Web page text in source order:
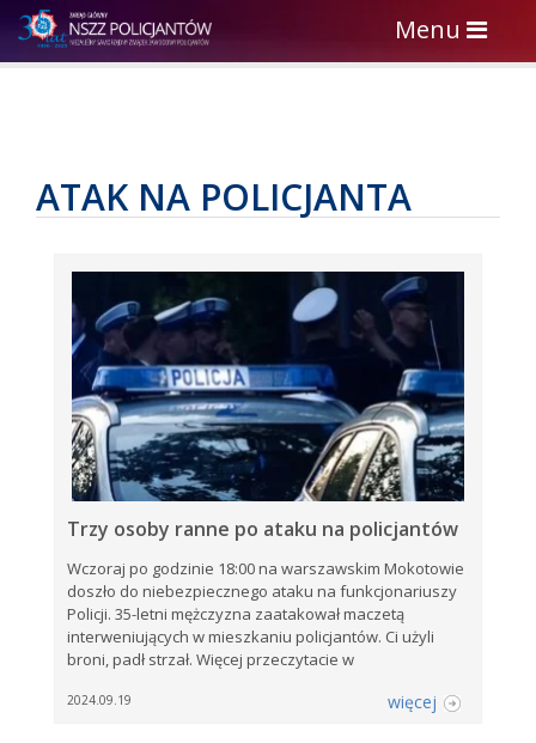
Toggle
navigation
Menu
ATAK NA POLICJANTA
Trzy osoby ranne po ataku na policjantów
Wczoraj po godzinie 18:00 na warszawskim Mokotowie
doszło do niebezpiecznego ataku na funkcjonariuszy
Policji. 35-letni mężczyzna zaatakował maczetą
interweniujących w mieszkaniu policjantów. Ci użyli
broni, padł strzał. Więcej przeczytacie w
2024.09.19 więcej